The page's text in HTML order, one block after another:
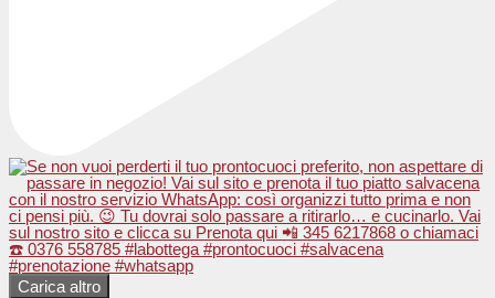
Carica altro